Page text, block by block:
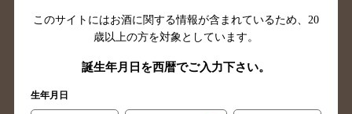
島根県のバー検索
徳島県のバー検索
高知県のバー検索
福岡県のバー検索
長崎県のバー検索
このサイトにはお酒に関する情報が含まれているため、 20
歳以上の方を対象としています。
誕生年月日を西暦でご入力下さい。
生年月日